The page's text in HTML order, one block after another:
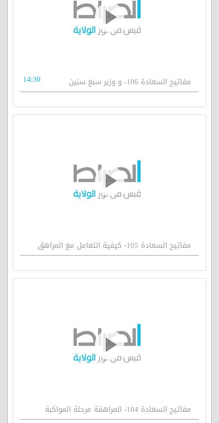
مفاتيح السعادة 106- و وزير سبع سنين 14:30
مفاتيح السعادة 105- كيفية التعامل مع المراهق
مفاتيح السعادة 104- المراهقة مرحلة المواكبة